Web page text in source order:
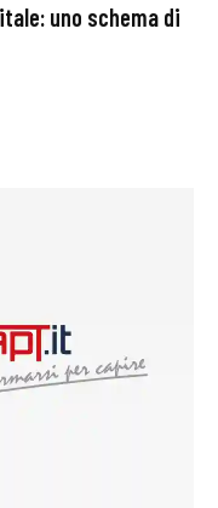
uno schema di